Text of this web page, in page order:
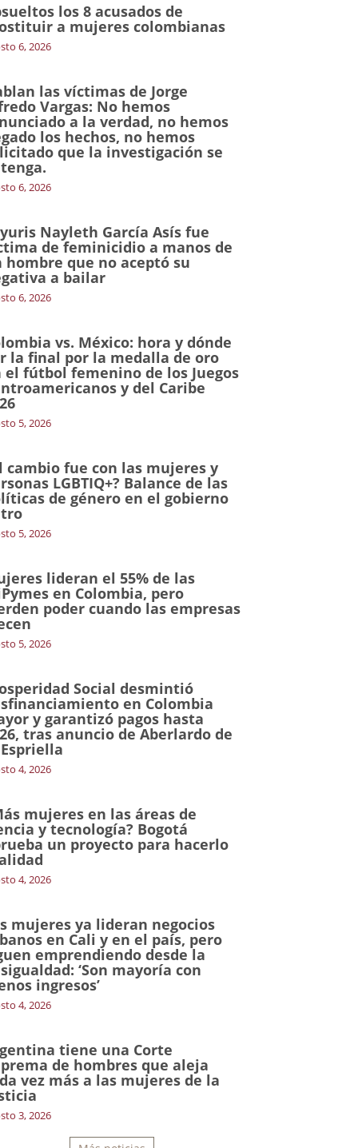
los 8 acusados de
a mujeres colombianas
6, 2026
las víctimas de Jorge
Vargas: No hemos
a la verdad, no hemos
los hechos, no hemos
que la investigación se
6, 2026
Nayleth García Asís fue
de feminicidio a manos de
hombre que no aceptó su
a bailar
6, 2026
vs. México: hora y dónde
la final por la medalla de oro
el fútbol femenino de los Juegos
y del Caribe
5, 2026
cambio fue con las mujeres y
LGBTIQ+? Balance de las
de género en el gobierno
5, 2026
lideran el 55% de las
en Colombia, pero
poder cuando las empresas
5, 2026
Social desmintió
en Colombia
y garantizó pagos hasta
tras anuncio de Aberlardo de
4, 2026
mujeres en las áreas de
y tecnología? Bogotá
un proyecto para hacerlo
4, 2026
mujeres ya lideran negocios
en Cali y en el país, pero
emprendiendo desde la
‘Son mayoría con
ingresos’
4, 2026
tiene una Corte
de hombres que aleja
vez más a las mujeres de la
3, 2026